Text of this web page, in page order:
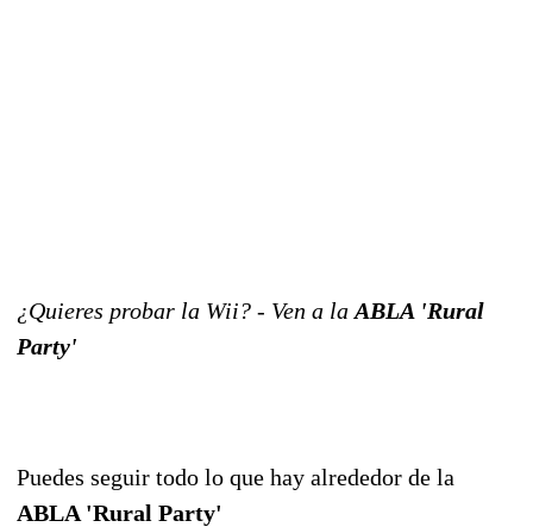
¿Quieres probar la Wii? - Ven a la ABLA 'Rural
Party'
Puedes seguir todo lo que hay alrededor de la
ABLA 'Rural Party'